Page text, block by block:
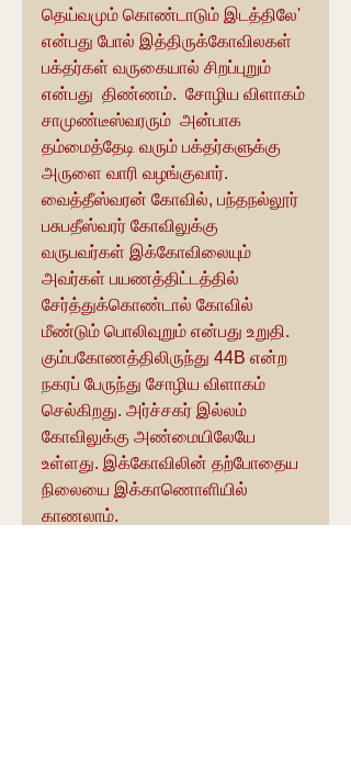
தெய்வமும் கொண்டாடும் இடத்திலே'
என்பது போல் இத்திருக்கோவிலகள்
பக்தர்கள் வருகையால் சிறப்புறும்
என்பது  திண்ணம்.  சோழிய விளாகம்
சாமுண்டீஸ்வரரும்  அன்பாக
தம்மைத்தேடி வரும் பக்தர்களுக்கு
அருளை வாரி வழங்குவார்.
வைத்தீஸ்வரன் கோவில், பந்தநல்லூர்
பசுபதீஸ்வரர் கோவிலுக்கு
வருபவர்கள் இக்கோவிலையும்
அவர்கள் பயணத்திட்டத்தில்
சேர்த்துக்கொண்டால் கோவில்
மீண்டும் பொலிவுறும் என்பது உறுதி.
கும்பகோணத்திலிருந்து 44B என்ற
நகரப் பேருந்து சோழிய விளாகம்
செல்கிறது. அர்ச்சகர் இல்லம்
கோவிலுக்கு அண்மையிலேயே
உள்ளது. இக்கோவிலின் தற்போதைய
நிலையை இக்காணொளியில்
காணலாம்.